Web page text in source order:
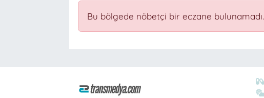
Bu bölgede nöbetçi bir eczane bulunamadı.